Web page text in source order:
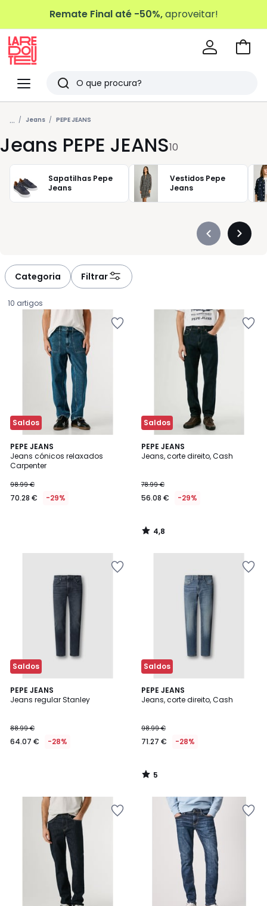
Remate Final até -50%,aproveitar!
Menu
Redoute
Pesquisar
Últimos
artigos
vistos
Ir
... Jeans PEPE JEANS
Jeans PEPE JEANS10
Sapatilhas Pepe
Jeans
Vestidos Pepe
Jeans
Précédent
Categoria Filtrar
10 artigos
Saldos
PEPE JEANS
Jeans cónicos relaxados
Carpenter
€
em
98.99 €
70.28 € -29%
Saldos
PEPE JEANS
Jeans, corte direito, Cash
78.99 €
56.08 € -29%
4,8
/ 5
4,8
/
Saldos
PEPE JEANS
Jeans regular Stanley
88.99 €
64.07 € -28%
Saldos
PEPE JEANS
Jeans, corte direito, Cash
98.99 €
71.27 € -28%
5
/
5
/